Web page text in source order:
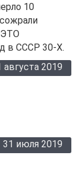
10
ЭТО
в СССР 30-Х.
августа 2019
31 июля 2019